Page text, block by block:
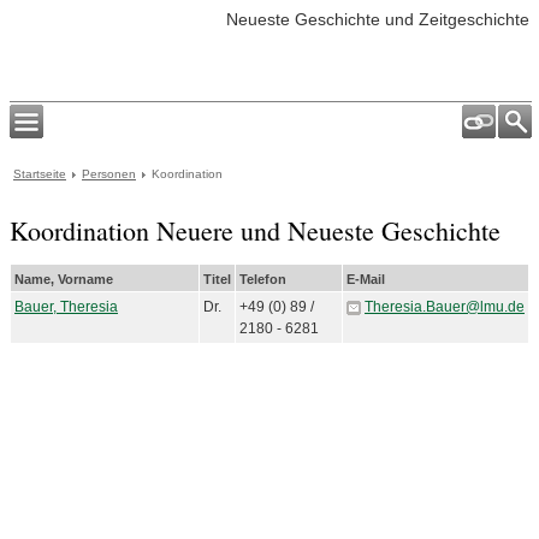
Neueste Geschichte und Zeitgeschichte
Startseite Personen Koordination
Koordination Neuere und Neueste Geschichte
Name, Vorname Titel Telefon E-Mail
Bauer, Theresia Dr.
+49 (0) 89 /
2180 - 6281
Theresia.Bauer@lmu.de